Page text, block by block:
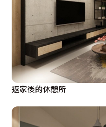
返家後的休憩所